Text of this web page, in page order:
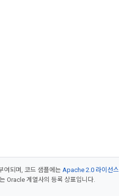
여되며, 코드 샘플에는 Apache 2.0 라이선스
Oracle 계열사의 등록 상표입니다.